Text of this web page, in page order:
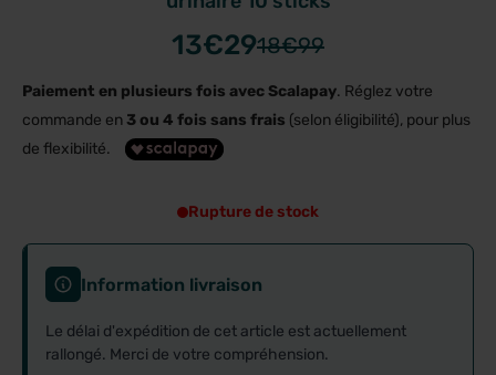
13€2918€99
Paiement en plusieurs fois avec Scalapay. Réglez votre
commande en 3 ou 4 fois sans frais (selon éligibilité), pour plus
de flexibilité.
Rupture de stock
Information livraison
Le délai d'expédition de cet article est actuellement
rallongé. Merci de votre compréhension.